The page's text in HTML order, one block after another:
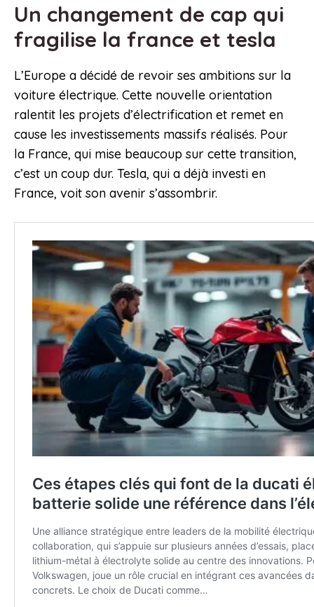
Un changement de cap qui
fragilise la france et tesla
L’Europe a décidé de revoir ses ambitions sur la
voiture électrique. Cette nouvelle orientation
ralentit les projets d’électrification et remet en
cause les investissements massifs réalisés. Pour
la France, qui mise beaucoup sur cette transition,
c’est un coup dur. Tesla, qui a déjà investi en
France, voit son avenir s’assombrir.